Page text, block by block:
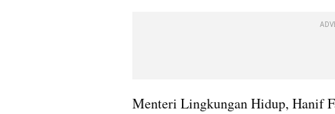
Menteri Lingkungan Hidup, Hanif